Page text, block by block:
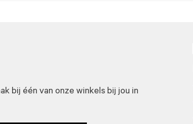
bij één van onze winkels bij jou in